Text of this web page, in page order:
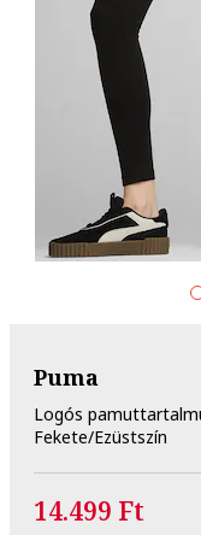
Puma
Logós
Fekete/Ezüstszín
14.499 Ft